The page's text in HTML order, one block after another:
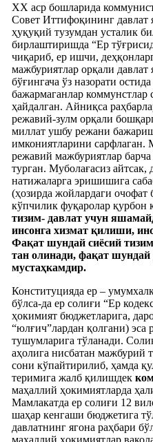
ХХ аср бошларида
Совет Иттифоқининг давлат
ҳуқуқий тузумдан усталик
бирлаштиришда “Ер
чиқариб, ер ишчи,
мажбуриятлар орқали
бўғингача ўз назорати
бажармаганлар
ҳайдалган. Айниқса
режавий-зулм орқали
миллат ушбу режани
имкониятларини сарфлаган.
режавий мажбуриятлар
турган. Муболағасиз
натижаларга эришишига
(ҳозирда жойлардаги очофат
кўпчилик фуқаролар қурбон
тизим- давлат учун
инсонга хизмат қилиши,
Фақат шундай сиёсий
тан олинади, фақат
мустаҳкамдир.
Конституцияда ер –
бўлса-да ер солиғи “Ер
ҳокимият бюджетларига,
“юлғич”лардан қолгани) эса
тушумларига тўланади.
аҳолига нисбатан
сони кўпайтирилиб, ҳамда
теримига жалб қилишдек
маҳаллий ҳокимиятларда
Мамлакатда ер солиғи 12
шаҳар кенгаши бюджетига
давлатнинг ягона раҳбари
маҳаллий ҳокимиятлар